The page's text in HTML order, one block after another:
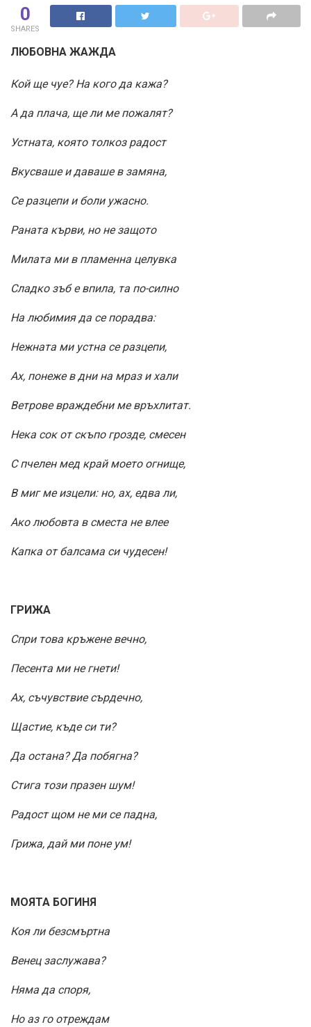
0
SHARES
ЛЮБОВНА ЖАЖДА
Кой ще чуе? На кого да кажа?
А да плача, ще ли ме пожалят?
Устната, която толкоз радост
Вкусваше и даваше в замяна,
Се разцепи и боли ужасно.
Раната кърви, но не защото
Милата ми в пламенна целувка
Сладко зъб е впила, та по-силно
На любимия да се порадва:
Нежната ми устна се разцепи,
Ах, понеже в дни на мраз и хали
Ветрове враждебни ме връхлитат.
Нека сок от скъпо грозде, смесен
С пчелен мед край моето огнище,
В миг ме изцели: но, ах, едва ли,
Ако любовта в сместа не влее
Капка от балсама си чудесен!
ГРИЖА
Спри това кръжене вечно,
Песента ми не гнети!
Ах, съчувствие сърдечно,
Щастие, къде си ти?
Да остана? Да побягна?
Стига този празен шум!
Радост щом не ми се падна,
Грижа, дай ми поне ум!
МОЯТА БОГИНЯ
Коя ли безсмъртна
Венец заслужава?
Няма да споря,
Но аз го отреждам